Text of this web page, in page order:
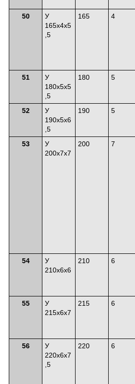
50
У
165х4х5
,5
165 4
51
У
180х5х5
,5
180 5
52
У
190х5х6
,5
190 5
53
У
200х7х7
200 7
54
У
210х6х6
210 6
55
У
215х6х7
215 6
56
У
220х6х7
,5
220 6